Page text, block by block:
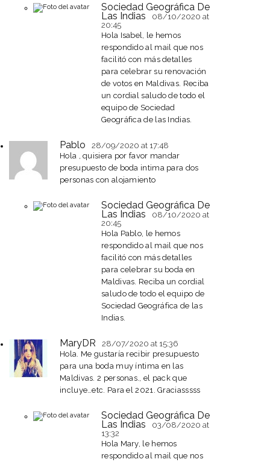
Sociedad Geográfica De
Las Indias 08/10/2020 at
20:45
Hola Isabel, le hemos
respondido al mail que nos
facilitó con más detalles
para celebrar su renovación
de votos en Maldivas. Reciba
un cordial saludo de todo el
equipo de Sociedad
Geográfica de las Indias.
Pablo 28/09/2020 at 17:48
Hola , quisiera por favor mandar
presupuesto de boda intima para dos
personas con alojamiento
Sociedad Geográfica De
Las Indias 08/10/2020 at
20:45
Hola Pablo, le hemos
respondido al mail que nos
facilitó con más detalles
para celebrar su boda en
Maldivas. Reciba un cordial
saludo de todo el equipo de
Sociedad Geográfica de las
Indias.
MaryDR 28/07/2020 at 15:36
Hola. Me gustaría recibir presupuesto
para una boda muy íntima en las
Maldivas. 2 personas., el pack que
incluye…etc. Para el 2021. Graciasssss
Sociedad Geográfica De
Las Indias 03/08/2020 at
13:32
Hola Mary, le hemos
respondido al mail que nos